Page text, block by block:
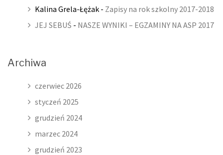
Kalina Grela-Łężak - Zapisy na rok szkolny 2017-2018
JEJ SEBUŚ - NASZE WYNIKI – EGZAMINY NA ASP 2017
Archiwa
czerwiec 2026
styczeń 2025
grudzień 2024
marzec 2024
grudzień 2023